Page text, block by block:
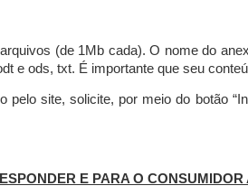
(de 1Mb cada). O nome do
e ods, txt. É importante que seu
pelo site, solicite, por meio do botão
E PARA O